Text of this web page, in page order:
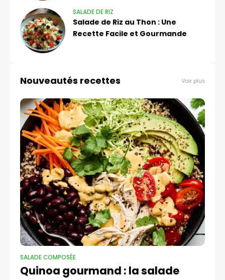
SALADE DE RIZ​
Salade de Riz au Thon : Une
Recette Facile et Gourmande
Nouveautés recettes Voir plus
SALADE COMPOSÉE​
Quinoa gourmand : la salade